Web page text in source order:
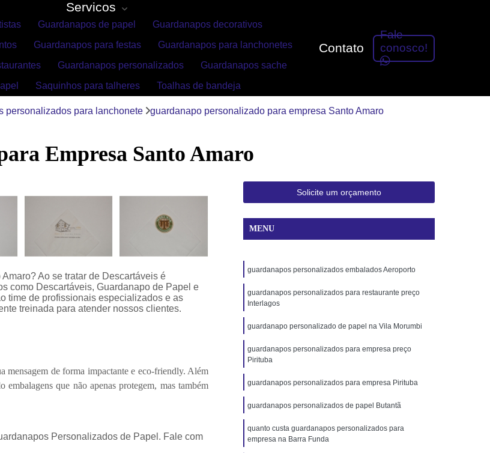
Servicos
Guardanapos de papel
Guardanapos decorativos
Guardanapos para festas
Guardanapos para lanchonetes
Guardanapos personalizados
Guardanapos sache
Saquinhos para talheres Toalhas de bandeja
Contato
Fale
conosco!
personalizados para lanchonete guardanapo personalizado para empresa Santo Amaro
Empresa Santo Amaro
Ao se tratar de Descartáveis é
como Descartáveis, Guardanapo de Papel e
time de profissionais especializados e as
treinada para atender nossos clientes.
mensagem de forma impactante e eco-friendly. Além
embalagens que não apenas protegem, mas também
Personalizados de Papel. Fale com
Solicite um orçamento
MENU
guardanapos personalizados embalados Aeroporto
guardanapos personalizados para restaurante preço
Interlagos
guardanapo personalizado de papel na Vila Morumbi
guardanapos personalizados para empresa preço
Pirituba
guardanapos personalizados para empresa Pirituba
guardanapos personalizados de papel Butantã
quanto custa guardanapos personalizados para
empresa na Barra Funda